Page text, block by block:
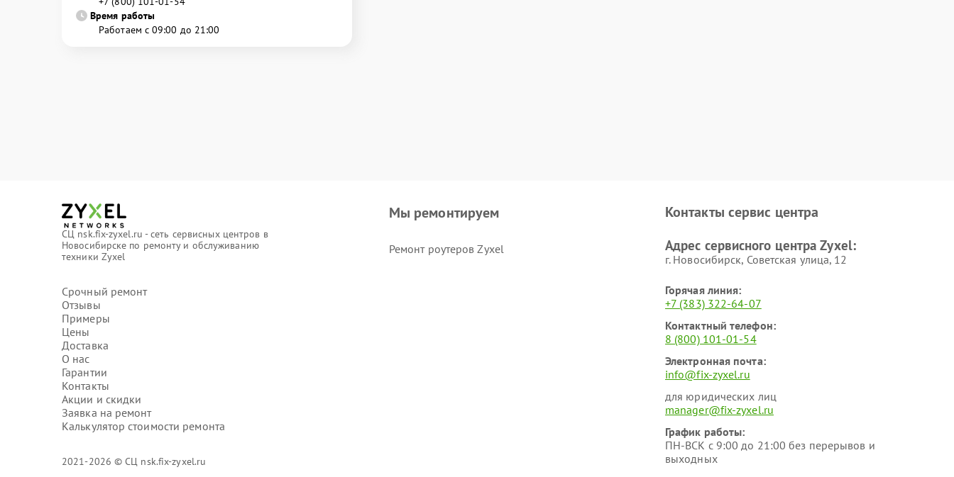
Время работы
Работаем с 09:00 до 21:00
СЦ nsk.fix-zyxel.ru - сеть сервисных центров в
Новосибирске по ремонту и обслуживанию
техники Zyxel
Срочный ремонт
Отзывы
Примеры
Цены
Доставка
О нас
Гарантии
Контакты
Акции и скидки
Заявка на ремонт
Калькулятор стоимости ремонта
2021-2026 © СЦ nsk.fix-zyxel.ru
Мы ремонтируем
Ремонт роутеров Zyxel
Контакты сервис центра
Адрес сервисного центра Zyxel:
г. Новосибирск, Советская улица, 12
Горячая линия:
+7 (383) 322-64-07
Контактный телефон:
8 (800) 101-01-54
Электронная почта:
info@fix-zyxel.ru
для юридических лиц
manager@fix-zyxel.ru
График работы:
ПН-ВСК с 9:00 до 21:00 без перерывов и
выходных